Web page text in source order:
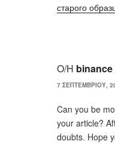
старого
Ο/Η
7 ΣΕΠΤΕΜΒΡΊΟΥ,
Can you be
your article?
doubts. Hope